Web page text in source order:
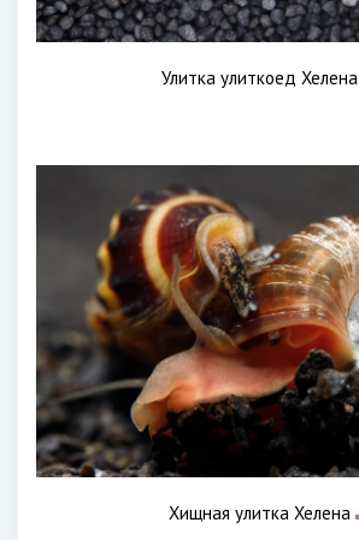
Улитка улиткоед Хелена
Хищная улитка Хелена